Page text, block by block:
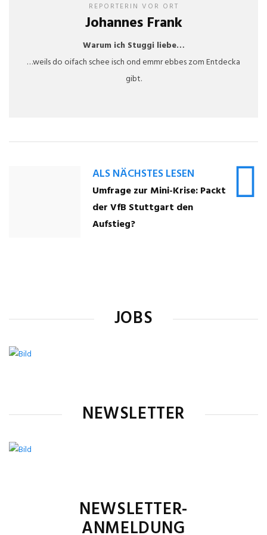
REPORTERIN VOR ORT
Johannes Frank
Warum ich Stuggi liebe…
…weils do oifach schee isch ond emmr ebbes zom Entdecka
gibt.
ALS NÄCHSTES LESEN
Umfrage zur Mini-Krise: Packt
der VfB Stuttgart den
Aufstieg?
JOBS
NEWSLETTER
NEWSLETTER-
ANMELDUNG